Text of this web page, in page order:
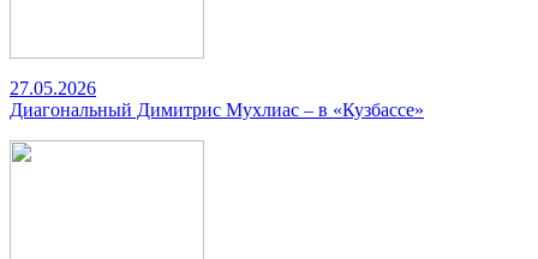
27.05.2026
Диагональный Димитрис Мухлиас – в «Кузбассе»